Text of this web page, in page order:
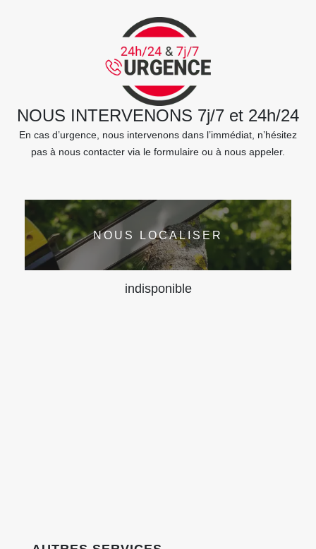
NOUS INTERVENONS 7j/7 et 24h/24
En cas d’urgence, nous intervenons dans l’immédiat, n’hésitez
pas à nous contacter via le formulaire ou à nous appeler.
NOUS LOCALISER
indisponible